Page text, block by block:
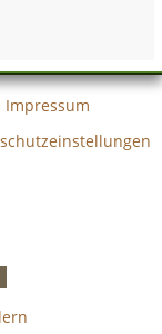
Impressum